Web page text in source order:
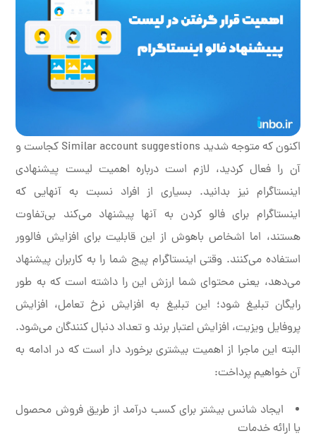
اکنون که متوجه شدید Similar account suggestions کجاست و
آن را فعال کردید، لازم است درباره اهمیت لیست پیشنهادی
اینستاگرام نیز بدانید. بسیاری از افراد نسبت به آنهایی که
اینستاگرام برای فالو کردن به آنها پیشنهاد می‌کند بی‌تفاوت
هستند، اما اشخاص باهوش از این قابلیت برای افزایش فالوور
استفاده می‌کنند. وقتی اینستاگرام پیج شما را به کاربران پیشنهاد
می‌دهد، یعنی محتوای شما ارزش این را داشته است که به طور
رایگان تبلیغ شود؛ این تبلیغ به افزایش نرخ تعامل، افزایش
پروفایل ویزیت، افزایش اعتبار برند و تعداد دنبال کنندگان می‌شود.
البته این ماجرا از اهمیت بیشتری برخورد دار است که در ادامه به
آن خواهیم پرداخت:
ایجاد شانس بیشتر برای کسب درآمد از طریق فروش محصول
یا ارائه خدمات